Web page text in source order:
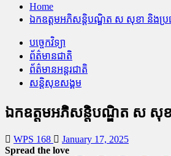
Home
ឯកឧត្តមអភិសន្តិបណ្ឌិត ស សុខា និងប្រ
បច្ចេកវិទ្យា
ព័ត៌មានជាតិ
ព័ត៌មានអន្តរជាតិ
សន្តិសុខសង្គម
ឯកឧត្តមអភិសន្តិបណ្ឌិត ស សុខ
WPS 168
January 17, 2025
Spread the love